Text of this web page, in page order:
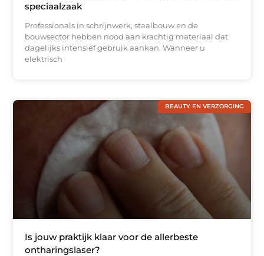
speciaalzaak
Professionals in schrijnwerk, staalbouw en de
bouwsector hebben nood aan krachtig materiaal dat
dagelijks intensief gebruik aankan. Wanneer u
elektrisch
BEAUTY EN VERZORGING
Is jouw praktijk klaar voor de allerbeste
ontharingslaser?